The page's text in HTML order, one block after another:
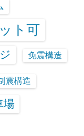
ト可
免震構造
震構造
場